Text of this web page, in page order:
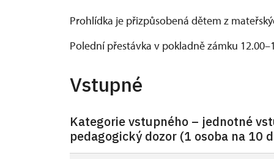
Prohlídka je přizpůsobená dětem z
Polední přestávka v pokladně zámku
Vstupné
Kategorie vstupného – jednotné
pedagogický dozor (1 osoba na 10